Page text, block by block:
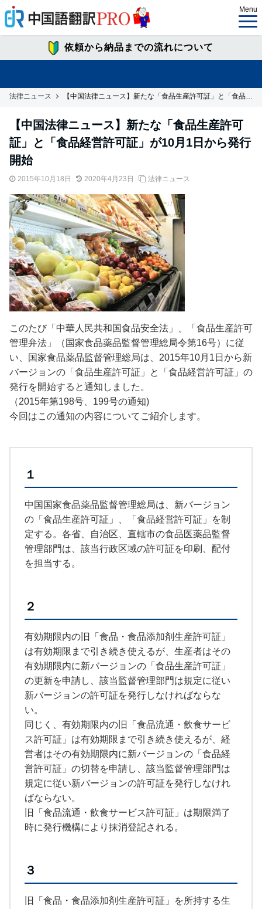
Menu
依頼から納品までの流れについて
法律ニュース
【中国法律ニュース】新たな「食品生産許可
証」と「食品経営許可証」が10月1日から発行
開始
2015年10月18日 2020年4月23日 法律ニュース
このたび「中華人民共和国食品安全法」、「食品生産許可
管理弁法」（国家食品薬品監督管理総局令第16号）に従
い、国家食品薬品監督管理総局は、2015年10月1日から新
バージョンの「食品生産許可証」と「食品経営許可証」の
発行を開始すると通知しました。
（2015年第198号、199号の通知)
今回はこの通知の内容についてご紹介します。
１
中国国家食品薬品監督管理総局は、新バージョン
の「食品生産許可証」、「食品経営許可証」を制
定する。各省、自治区、直轄市の食品医薬品監督
管理部門は、該当行政区域の許可証を印刷、配付
を担当する。
２
有効期限内の旧「食品・食品添加剤生産許可証」
は有効期限まで引き続き使えるが、生産者はその
有効期限内に新バージョンの「食品生産許可証」
の更新を申請し、該当監督管理部門は規定に従い
新バージョンの許可証を発行しなければならな
い。
同じく、有効期限内の旧「食品流通・飲食サービ
ス許可証」は有効期限まで引き続き使えるが、経
営者はその有効期限内に新バージョンの「食品経
営許可証」の切替を申請し、該当監督管理部門は
規定に従い新バージョンの許可証を発行しなけれ
ばならない。
旧「食品流通・飲食サービス許可証」は期限満了
時に発行機構により抹消登記される。
３
旧「食品・食品添加剤生産許可証」を所持する生